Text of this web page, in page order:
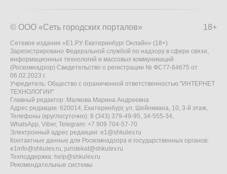
18+
© ООО «Сеть городских порталов»
Сетевое издание «Е1.РУ Екатеринбург Онлайн» (18+)
Зарегистрировано Федеральной службой по надзору в сфере связи,
информационных технологий и массовых коммуникаций
(Роскомнадзор) Свидетельство о регистрации № ФС77-84675 от
06.02.2023 г.
Учредитель: Общество с ограниченной ответственностью "ИНТЕРНЕТ
ТЕХНОЛОГИИ"
Главный редактор: Малкова Марина Андреевна
Адрес редакции: 620014, Екатеринбург, ул. Шейнкмана, 10, 3-й этаж,
Телефоны (круглосуточно): 8 (343) 379-49-95, 34-555-34,
WhatsApp, Viber, Telegram: +7 909 704-57-70
Электронный адрес редакции: e1@shkulev.ru
Контактные данные для Роскомнадзора и государственных органов:
e1info@shkulev.ru, juristekat@shkulev.ru
Техподдержка: help@shkulev.ru
Рекомендательные системы